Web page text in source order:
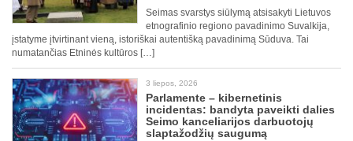
Seimas svarstys siūlymą atsisakyti Lietuvos
etnografinio regiono pavadinimo Suvalkija,
įstatyme įtvirtinant vieną, istoriškai autentišką pavadinimą Sūduva. Tai
numatančias Etninės kultūros […]
3 liepos, 2026
Parlamente – kibernetinis
incidentas: bandyta paveikti dalies
Seimo kanceliarijos darbuotojų
slaptažodžių saugumą